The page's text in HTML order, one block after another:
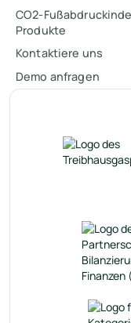
CO2-
Produkte
Kontaktiere uns
Demo anfragen